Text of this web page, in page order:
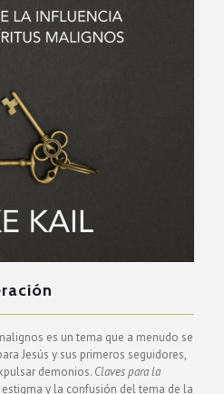
es un tema que a menudo se
Jesús y sus primeros seguidores,
demonios. Claves para la
y la confusión del tema de la